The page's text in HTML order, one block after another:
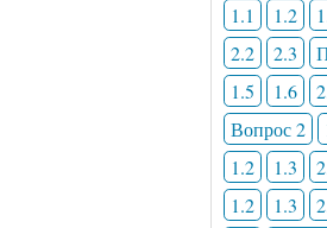
1.1 1.2
2.2
2.3
1.5
1.6
Вопрос 2
1.2
1.3
1.2
1.3